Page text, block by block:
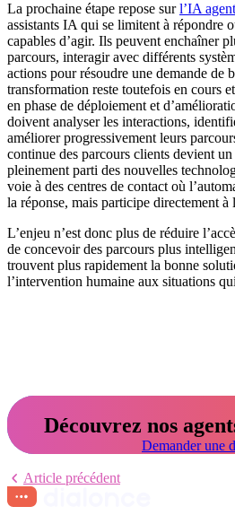
La prochaine étape repose surl’IA
assistants IA qui se limitent à répondre
capables d’agir. Ils peuvent enchaîner
parcours, interagir avec différents
actions pour résoudre une demande de
transformation reste toutefois en cours
en phase de déploiement et
doivent analyser les interactions,
améliorer progressivement leurs
continue des parcours clients devient
pleinement parti des nouvelles
voie à des centres de contact où
la réponse, mais participe directement à
L’enjeu n’est donc plus de réduire
de concevoir des parcours plus
trouvent plus rapidement la bonne
l’intervention humaine aux situations
Découvrez nos
Demander une
Article précédent